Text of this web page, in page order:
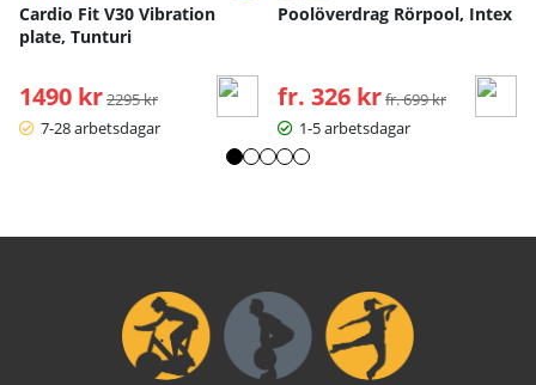
Cardio Fit V30 Vibration
plate, Tunturi
1490 kr Ordinarie pris:
2295 kr
7-28 arbetsdagar
Poolöverdrag Rörpool, Intex
fr. 326 kr Ordinarie pris:
fr. 699 kr
1-5 arbetsdagar